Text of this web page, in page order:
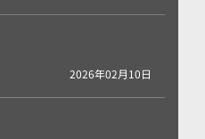
2026年02月10日